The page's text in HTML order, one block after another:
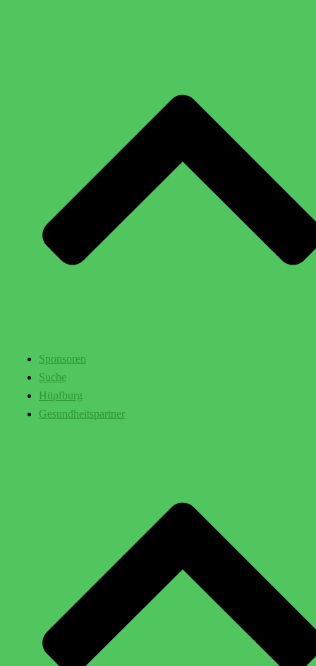
Sponsoren
Suche
Hüpfburg
Gesundheitspartner